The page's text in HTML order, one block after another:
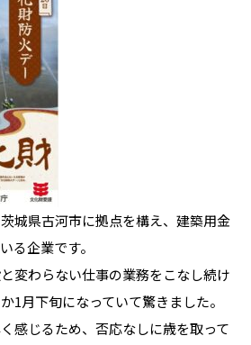
城県古河市に拠点を構え、建築用金
る企業です。
変わらない仕事の業務をこなし続け
1月下旬になっていて驚きました。
感じるため、否応なしに歳を取って